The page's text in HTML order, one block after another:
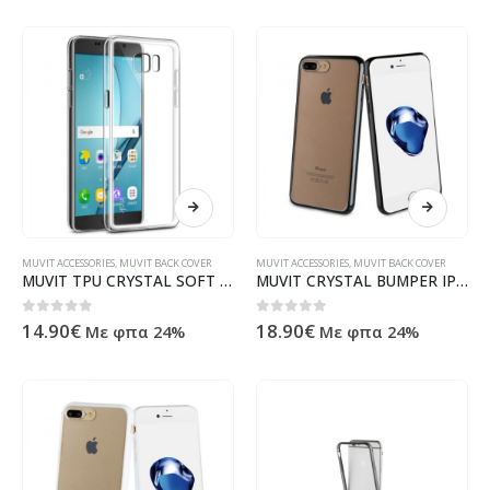
MUVIT ACCESSORIES, MUVIT BACK COVER
MUVIT TPU CRYSTAL SOFT SAMSUNG NOTE 7 trans backcover
0 out of 5
14.90€ Με φπα 24%
MUVIT ACCESSORIES, MUVIT BACK COVER
MUVIT CRYSTAL BUMPER IPHONE 7 PLUS / 8 PLUS black backcover
0 out of 5
18.90€ Με φπα 24%